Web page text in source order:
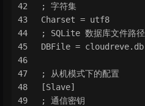
; 字符集
Charset = utf8
; SQLite 数据库文件路径
DBFile = cloudreve.db
; 从机模式下的配置
[Slave]
; 通信密钥